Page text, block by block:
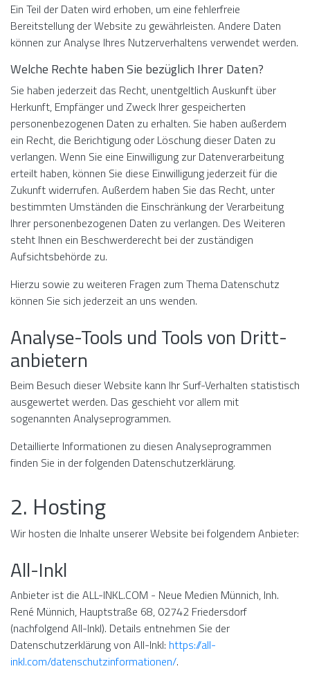
Ein Teil der Daten wird erhoben, um eine fehlerfreie
Bereitstellung der Website zu gewährleisten. Andere Daten
können zur Analyse Ihres Nutzerverhaltens verwendet werden.
Welche Rechte haben Sie bezüglich Ihrer Daten?
Sie haben jederzeit das Recht, unentgeltlich Auskunft über
Herkunft, Empfänger und Zweck Ihrer gespeicherten
personenbezogenen Daten zu erhalten. Sie haben außerdem
ein Recht, die Berichtigung oder Löschung dieser Daten zu
verlangen. Wenn Sie eine Einwilligung zur Datenverarbeitung
erteilt haben, können Sie diese Einwilligung jederzeit für die
Zukunft widerrufen. Außerdem haben Sie das Recht, unter
bestimmten Umständen die Einschränkung der Verarbeitung
Ihrer personenbezogenen Daten zu verlangen. Des Weiteren
steht Ihnen ein Beschwerderecht bei der zuständigen
Aufsichtsbehörde zu.
Hierzu sowie zu weiteren Fragen zum Thema Datenschutz
können Sie sich jederzeit an uns wenden.
Analyse-Tools und Tools von Dritt­
anbietern
Beim Besuch dieser Website kann Ihr Surf-Verhalten statistisch
ausgewertet werden. Das geschieht vor allem mit
sogenannten Analyseprogrammen.
Detaillierte Informationen zu diesen Analyseprogrammen
finden Sie in der folgenden Datenschutzerklärung.
2. Hosting
Wir hosten die Inhalte unserer Website bei folgendem Anbieter:
All-Inkl
Anbieter ist die ALL-INKL.COM - Neue Medien Münnich, Inh.
René Münnich, Hauptstraße 68, 02742 Friedersdorf
(nachfolgend All-Inkl). Details entnehmen Sie der
Datenschutzerklärung von All-Inkl: https://all-
inkl.com/datenschutzinformationen/.